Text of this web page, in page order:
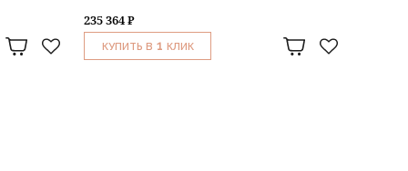
235 364 ₽
КУПИТЬ В 1 КЛИК